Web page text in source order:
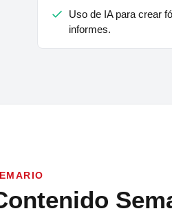
Uso de IA para crear
informes.